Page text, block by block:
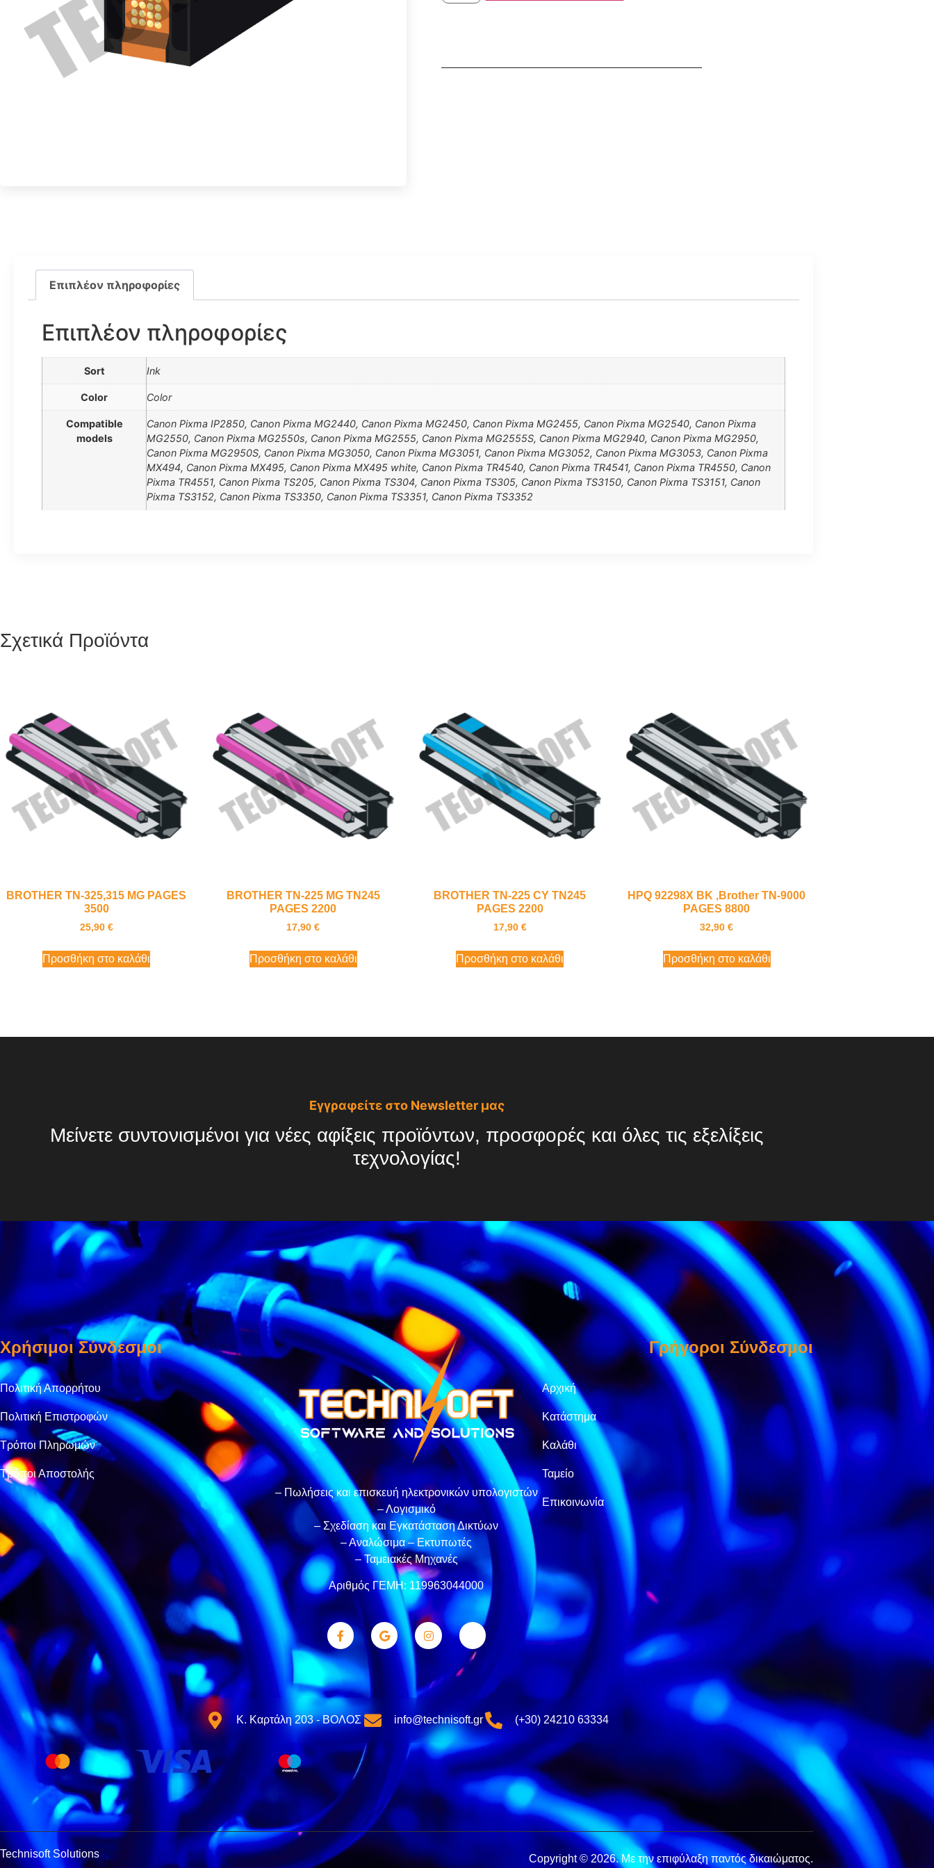
Επιπλέον πληροφορίες
Επιπλέον πληροφορίες
Sort Ink
Color Color
Compatible
models
Canon Pixma IP2850, Canon Pixma MG2440, Canon Pixma MG2450, Canon Pixma MG2455, Canon Pixma MG2540, Canon Pixma
MG2550, Canon Pixma MG2550s, Canon Pixma MG2555, Canon Pixma MG2555S, Canon Pixma MG2940, Canon Pixma MG2950,
Canon Pixma MG2950S, Canon Pixma MG3050, Canon Pixma MG3051, Canon Pixma MG3052, Canon Pixma MG3053, Canon Pixma
MX494, Canon Pixma MX495, Canon Pixma MX495 white, Canon Pixma TR4540, Canon Pixma TR4541, Canon Pixma TR4550, Canon
Pixma TR4551, Canon Pixma TS205, Canon Pixma TS304, Canon Pixma TS305, Canon Pixma TS3150, Canon Pixma TS3151, Canon
Pixma TS3152, Canon Pixma TS3350, Canon Pixma TS3351, Canon Pixma TS3352
Σχετικά Προϊόντα
BROTHER TN-325,315 MG PAGES
3500
25,90 €
Προσθήκη στο καλάθι
BROTHER TN-225 MG TN245
PAGES 2200
17,90€
Προσθήκη στο καλάθι
BROTHER TN-225 CY TN245
PAGES 2200
17,90 €
Προσθήκη στο καλάθι
HPQ 92298X BK ,Brother TN-9000
PAGES 8800
32,90€
Προσθήκη στο καλάθι
Εγγραφείτε στο Newsletter μας
Μείνετε συντονισμένοι για νέες αφίξεις προϊόντων, προσφορές και όλες τις εξελίξεις
τεχνολογίας!
Χρήσιμοι Σύνδεσμοι
Πολιτική Απορρήτου
Πολιτική Επιστροφών
Τρόποι Πληρωμών
Τρόποι Αποστολής
– Πωλήσεις και επισκευή ηλεκτρονικών υπολογιστών
– Λογισμικό
– Σχεδίαση και Εγκατάσταση Δικτύων
– Αναλώσιμα – Εκτυπωτές
– Ταμειακές Μηχανές
Αριθμός ΓΕΜΗ: 119963044000
Γρήγοροι Σύνδεσμοι
Αρχική
Κατάστημα
Καλάθι
Ταμείο
Επικοινωνία
Κ. Καρτάλη 203 - ΒΟΛΟΣ info@technisoft.gr (+30) 24210 63334
Technisoft Solutions Copyright © 2026.Με την επιφύλαξη παντός δικαιώματος.